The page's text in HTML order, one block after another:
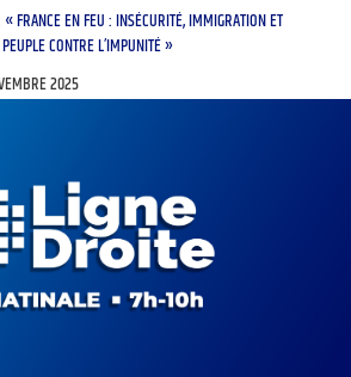
FRANCE EN FEU : INSÉCURITÉ, IMMIGRATION ET
CONTRE L’IMPUNITÉ »
2025